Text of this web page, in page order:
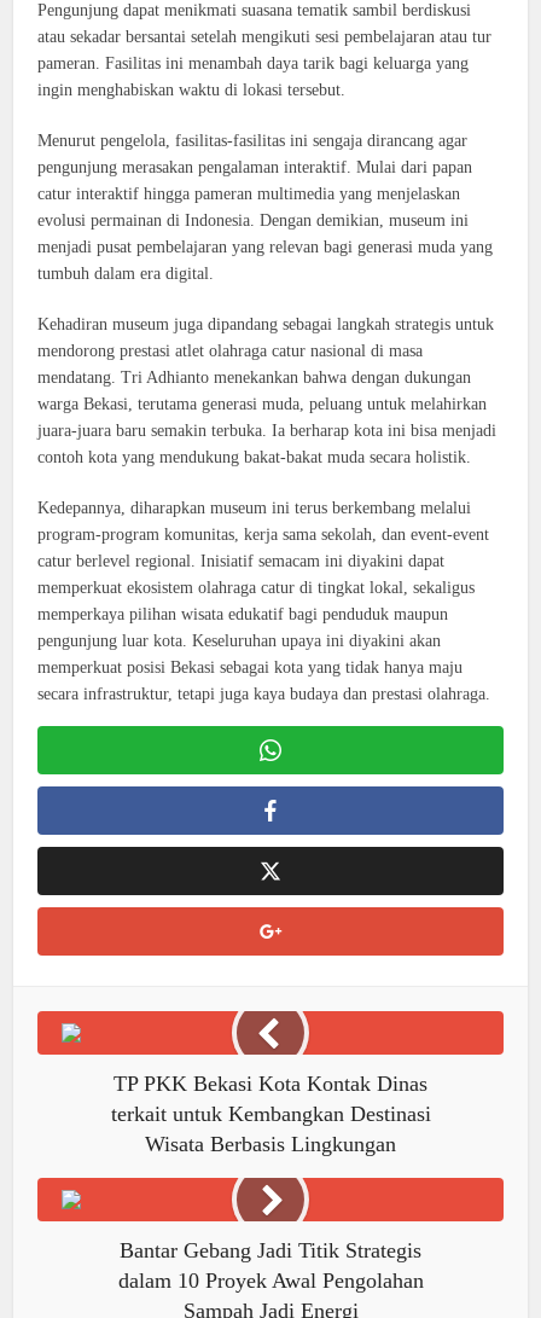
Pengunjung dapat menikmati suasana tematik sambil berdiskusi
atau sekadar bersantai setelah mengikuti sesi pembelajaran atau tur
pameran. Fasilitas ini menambah daya tarik bagi keluarga yang
ingin menghabiskan waktu di lokasi tersebut.
Menurut pengelola, fasilitas-fasilitas ini sengaja dirancang agar
pengunjung merasakan pengalaman interaktif. Mulai dari papan
catur interaktif hingga pameran multimedia yang menjelaskan
evolusi permainan di Indonesia. Dengan demikian, museum ini
menjadi pusat pembelajaran yang relevan bagi generasi muda yang
tumbuh dalam era digital.
Kehadiran museum juga dipandang sebagai langkah strategis untuk
mendorong prestasi atlet olahraga catur nasional di masa
mendatang. Tri Adhianto menekankan bahwa dengan dukungan
warga Bekasi, terutama generasi muda, peluang untuk melahirkan
juara-juara baru semakin terbuka. Ia berharap kota ini bisa menjadi
contoh kota yang mendukung bakat-bakat muda secara holistik.
Kedepannya, diharapkan museum ini terus berkembang melalui
program-program komunitas, kerja sama sekolah, dan event-event
catur berlevel regional. Inisiatif semacam ini diyakini dapat
memperkuat ekosistem olahraga catur di tingkat lokal, sekaligus
memperkaya pilihan wisata edukatif bagi penduduk maupun
pengunjung luar kota. Keseluruhan upaya ini diyakini akan
memperkuat posisi Bekasi sebagai kota yang tidak hanya maju
secara infrastruktur, tetapi juga kaya budaya dan prestasi olahraga.
TP PKK Bekasi Kota Kontak Dinas
terkait untuk Kembangkan Destinasi
Wisata Berbasis Lingkungan
Bantar Gebang Jadi Titik Strategis
dalam 10 Proyek Awal Pengolahan
Sampah Jadi Energi